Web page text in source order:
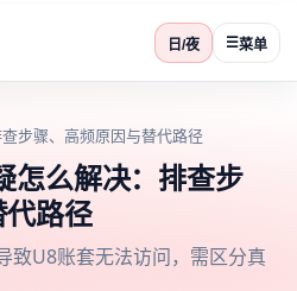
日/夜 ☰菜单
步骤、高频原因与替代路径
怎么解决：排查步
路径
致U8账套无法访问，需区分真